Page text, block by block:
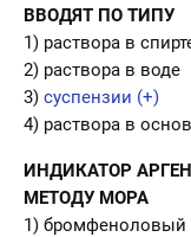
ВВОДЯТ ПО ТИПУ
1) раствора в
2) раствора в воде
3) суспензии (+)
4) раствора в
ИНДИКАТОР
МЕТОДУ МОРА
1) бромфеноловый